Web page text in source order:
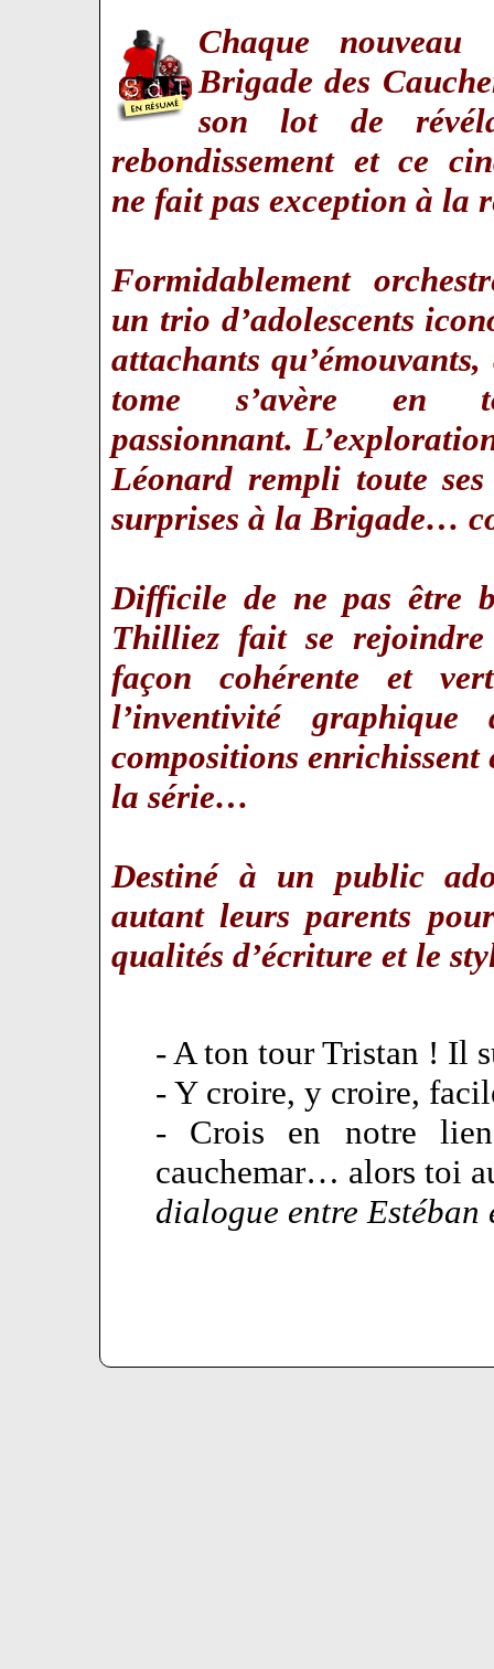
Chaque
Brigade des
son lot de
rebondissement et ce
ne fait pas exception à la
Formidablement
un trio d’adolescents
attachants
tome s’avère en
passionnant.
Léonard rempli toute ses
surprises à la Brigade…
Difficile de ne pas être
Thilliez fait se
façon cohérente et
l’inventivité
compositions
la série…
Destiné à un public
autant leurs parents
qualités d’écriture et le
- A ton tour Tristan ! Il
- Y croire, y croire,
- Crois en notre
cauchemar… alors toi
dialogue entre Estéban